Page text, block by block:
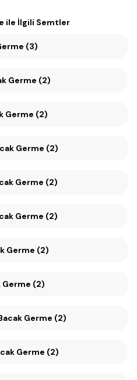
ile İlgili Semtler
(3)
Germe (2)
Germe (2)
Bacak Germe (2)
Bacak Germe (2)
Germe (2)
Germe (2)
Germe (2)
Germe (2)
Bacak Germe (2)